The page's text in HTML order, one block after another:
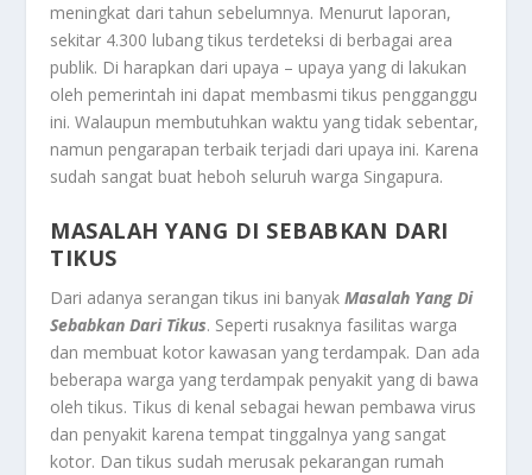
meningkat dari tahun sebelumnya. Menurut laporan,
sekitar 4.300 lubang tikus terdeteksi di berbagai area
publik. Di harapkan dari upaya – upaya yang di lakukan
oleh pemerintah ini dapat membasmi tikus pengganggu
ini. Walaupun membutuhkan waktu yang tidak sebentar,
namun pengarapan terbaik terjadi dari upaya ini. Karena
sudah sangat buat heboh seluruh warga Singapura.
MASALAH YANG DI SEBABKAN DARI
TIKUS
Dari adanya serangan tikus ini banyakMasalah Yang Di
Sebabkan Dari Tikus. Seperti rusaknya fasilitas warga
dan membuat kotor kawasan yang terdampak. Dan ada
beberapa warga yang terdampak penyakit yang di bawa
oleh tikus. Tikus di kenal sebagai hewan pembawa virus
dan penyakit karena tempat tinggalnya yang sangat
kotor. Dan tikus sudah merusak pekarangan rumah